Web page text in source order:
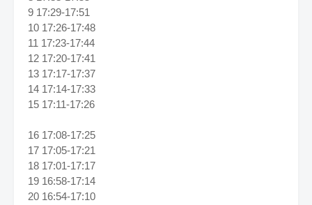
9 17:29-17:51
10 17:26-17:48
11 17:23-17:44
12 17:20-17:41
13 17:17-17:37
14 17:14-17:33
15 17:11-17:26
16 17:08-17:25
17 17:05-17:21
18 17:01-17:17
19 16:58-17:14
20 16:54-17:10